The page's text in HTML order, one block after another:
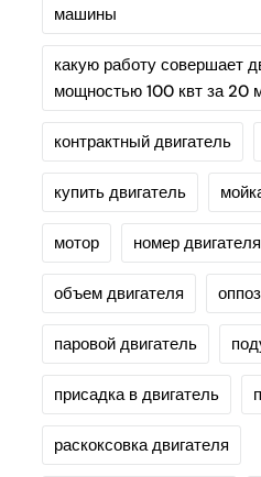
машины
какую работу совершает
мощностью 100 квт за 20
контрактный двигатель
купить двигатель
мотор номер двигателя
объем двигателя
паровой двигатель
присадка в двигатель
раскоксовка двигателя